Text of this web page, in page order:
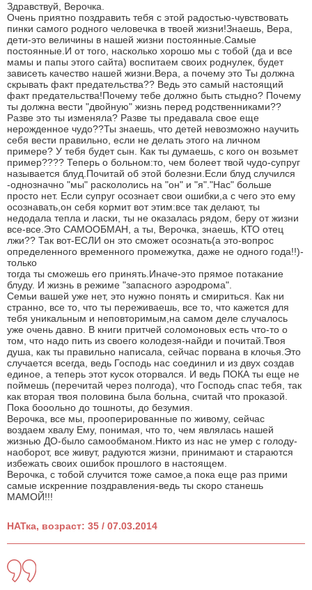
Здравствуй, Верочка.
Очень приятно поздравить тебя с этой радостью-чувствовать
пинки самого родного человечка в твоей жизни!Знаешь, Вера,
дети-это величины в нашей жизни постоянные.Самые
постоянные.И от того, насколько хорошо мы с тобой (да и все
мамы и папы этого сайта) воспитаем своих роднулек, будет
зависеть качество нашей жизни.Вера, а почему это Ты должна
скрывать факт предательства?? Ведь это самый настоящий
факт предательства!Почему тебе должно быть стыдно? Почему
ты должна вести "двойную" жизнь перед родственниками??
Разве это ты изменяла? Разве ты предавала свое еще
нерожденное чудо??Ты знаешь, что детей невозможно научить
себя вести правильно, если не делать этого на личном
примере? У тебя будет сын. Как ты думаешь, с кого он возьмет
пример???? Теперь о больном:то, чем болеет твой чудо-супруг
называется блуд.Почитай об этой болезни.Если блуд случился
-однозначно "мы" раскололись на "он" и "я"."Нас" больше
просто нет. Если супруг осознает свои ошибки,а с чего это ему
осознавать,он себя кормит вот этим:все так делают, ты
недодала тепла и ласки, ты не оказалась рядом, беру от жизни
все-все.Это САМООБМАН, а ты, Верочка, знаешь, КТО отец
лжи?? Так вот-ЕСЛИ он это сможет осознать(а это-вопрос
определенного временного промежутка, даже не одного года!!)-
только
тогда ты сможешь его принять.Иначе-это прямое потакание
блуду. И жизнь в режиме "запасного аэродрома".
Семьи вашей уже нет, это нужно понять и смириться. Как ни
странно, все то, что ты переживаешь, все то, что кажется для
тебя уникальным и неповторимым,на самом деле случалось
уже очень давно. В книги притчей соломоновых есть что-то о
том, что надо пить из своего колодезя-найди и почитай.Твоя
душа, как ты правильно написала, сейчас порвана в клочья.Это
случается всегда, ведь Господь нас соединил и из двух создав
единое, а теперь этот кусок оторвался. И ведь ПОКА ты еще не
поймешь (перечитай через полгода), что Господь спас тебя, так
как вторая твоя половина была больна, считай что проказой.
Пока бооольно до тошноты, до безумия.
Верочка, все мы, прооперированные по живому, сейчас
воздаем хвалу Ему, понимая, что то, чем являлась нашей
жизнью ДО-было самообманом.Никто из нас не умер с голоду-
наоборот, все живут, радуются жизни, принимают и стараются
избежать своих ошибок прошлого в настоящем.
Верочка, с тобой случится тоже самое,а пока еще раз прими
самые искренние поздравления-ведь ты скоро станешь
МАМОЙ!!!
НАТка, возраст: 35 / 07.03.2014